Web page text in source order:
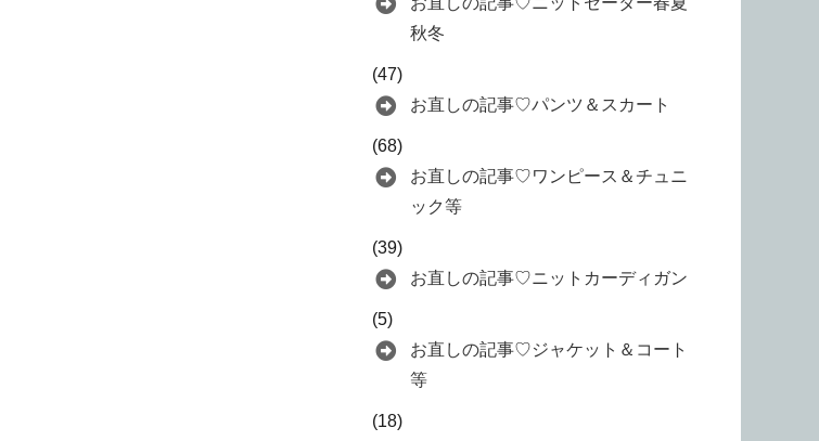
秋冬
(47)
お直しの記事♡パンツ＆スカート
(68)
お直しの記事♡ワンピース＆チュニ
ック等
(39)
お直しの記事♡ニットカーディガン
(5)
お直しの記事♡ジャケット＆コート
等
(18)